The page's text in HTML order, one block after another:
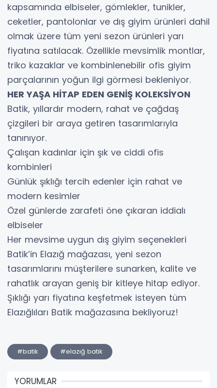
kapsamında elbiseler, gömlekler, tunikler,
ceketler, pantolonlar ve dış giyim ürünleri dahil
olmak üzere tüm yeni sezon ürünleri yarı
fiyatına satılacak. Özellikle mevsimlik montlar,
triko kazaklar ve kombinlenebilir ofis giyim
parçalarının yoğun ilgi görmesi bekleniyor.
HER YAŞA HİTAP EDEN GENİŞ KOLEKSİYON
Batik, yıllardır modern, rahat ve çağdaş
çizgileri bir araya getiren tasarımlarıyla
tanınıyor.
Çalışan kadınlar için şık ve ciddi ofis
kombinleri
Günlük şıklığı tercih edenler için rahat ve
modern kesimler
Özel günlerde zarafeti öne çıkaran iddialı
elbiseler
Her mevsime uygun dış giyim seçenekleri
Batik’in Elazığ mağazası, yeni sezon
tasarımlarını müşterilere sunarken, kalite ve
rahatlık arayan geniş bir kitleye hitap ediyor.
Şıklığı yarı fiyatına keşfetmek isteyen tüm
Elazığlıları Batik mağazasına bekliyoruz!
#batik #elazığ batik
YORUMLAR